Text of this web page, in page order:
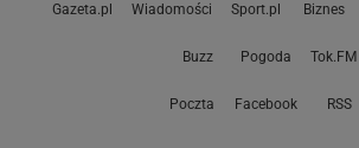
Gazeta.pl Wiadomości Sport.pl Biznes
Buzz Pogoda Tok.FM
Poczta Facebook RSS